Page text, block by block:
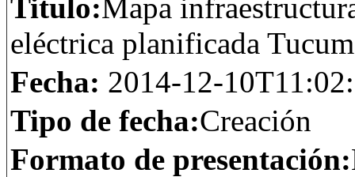
Titulo:Mapa
eléctrica planificada
Fecha: 2014-12-
Tipo de fecha:Creación
Formato de presentación: